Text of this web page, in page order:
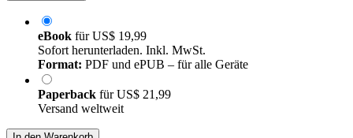
eBook fürUS$ 19,99
Sofort herunterladen. Inkl. MwSt.
Format: PDF und ePUB – für alle Geräte
Paperback fürUS$ 21,99
Versand weltweit